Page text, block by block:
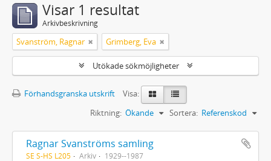
Visar 1 resultat
Arkivbeskrivning
Svanström, Ragnar Grimberg, Eva
Utökade sökmöjligheter
Förhandsgranska utskrift
Visa:
Sortera: Referenskod
Riktning: Ökande
Ragnar Svanströms samling
SE S-HS L205 Arkiv 1929--1987